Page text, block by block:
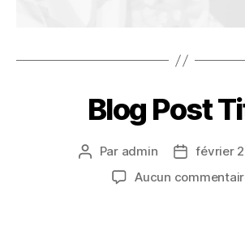
Blog Post
Par admin
février
Aucun